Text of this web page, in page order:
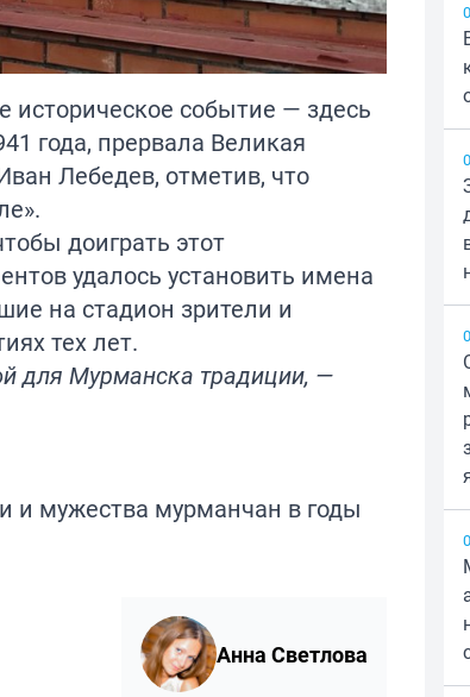
историческое событие — здесь
года, прервала Великая
Лебедев, отметив, что
доиграть этот
удалось установить имена
на стадион зрители и
тех лет.
для Мурманска традиции, —
и мужества мурманчан в годы
Анна Светлова